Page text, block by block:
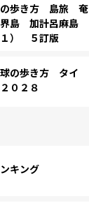
歩き方 島旅 奄
島 加計呂麻島
１） ５訂版
の歩き方 タイ
０２８
キング